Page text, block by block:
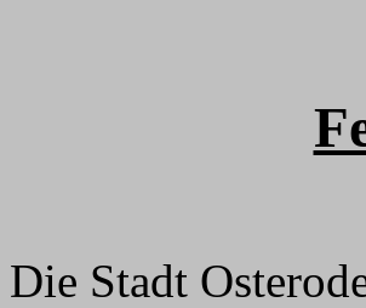
Die Stadt